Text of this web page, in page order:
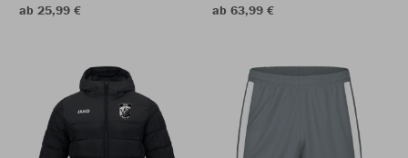
ab 25,99 €
ab 63,99 €